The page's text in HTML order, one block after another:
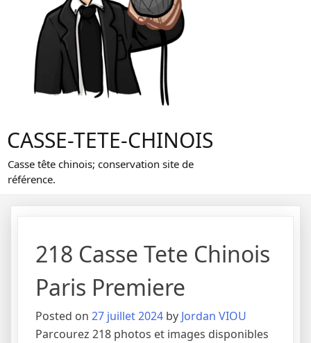
CASSE-TETE-CHINOIS
Casse tête chinois; conservation site de
référence.
218 Casse Tete Chinois
Paris Premiere
Posted on 27 juillet 2024 by Jordan VIOU
Parcourez 218 photos et images disponibles